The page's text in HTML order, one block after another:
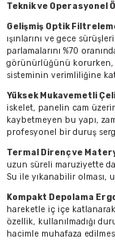
Teknik ve Operasyonel
Gelişmiş Optik
ışınlarını ve gece
parlamalarını %70
görünürlüğünü korurken,
sisteminin verimliliğine
Yüksek Mukavemetli
iskelet, panelin cam
kaybetmeyen bu yapı,
profesyonel bir duruş
Termal Direnç ve
uzun süreli maruziyette
Su ile yıkanabilir
Kompakt Depolama
hareketle iç içe
özellik, kullanılmadığı
hacimle muhafaza